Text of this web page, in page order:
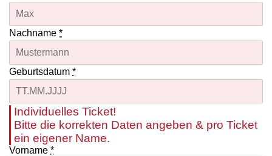
Nachname *
Geburtsdatum *
Individuelles Ticket!
Bitte die korrekten Daten angeben & pro Ticket
ein eigener Name.
Vorname *